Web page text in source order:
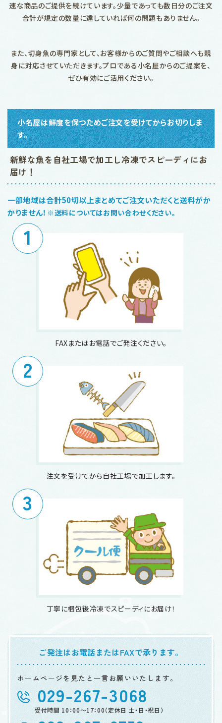
速な商品のご提供を続けています。少量であっても数日分のご注文
合計が規定の数量に達していれば何の問題もありません。
また、切身魚の専門家として、お客様からのご質問やご相談へも親
身に対応させていただきます。プロである小名屋からのご提案を、
ぜひ有効にご活用ください。
小名屋は鮮度を保つためご注文を受けてからお切りしま
す。
新鮮な魚を自社工場で加工し冷凍でスピーディにお
届け！
一部地域は合計50切以上まとめてご注文いただくと送料がか
かりません！ ※送料についてはお問い合わせください。
1
FAXまたはお電話でご発注ください。
2
注文を受けてから自社工場で加工します。
3
丁寧に梱包後冷凍でスピーディにお届け！
ご発注はお電話またはFAXで承ります。
ホームページを見たと一言お願いいたします。
029-267-3068
受付時間 10：00～17：00（定休日 土・日・祝日）